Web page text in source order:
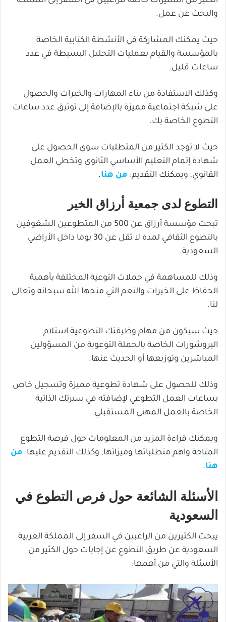
والبحث عن عمل.
حيث يمكنك المشاركة في الأنشطة الكتابية الخاصة
بالمؤسسة والقيام بعمليات التحليل البسيطة في عدد
ساعات قليل.
وكذلك الاستفادة من بناء المهارات والخبرات والحصول
على شبكة اجتماعية مميزة بالإضافة إلى توثيق عدد ساعات
التطوع الخاصة بك.
حيث لا توجد الكثير من المتطلبات سوى الحصول على
شهادة إتمام التعليم الأساسي الثانوي وتخطي العمل
القانوي, ويمكنك التقديم: من هنا.
التطوع لدى جمعية أرزاق الخير
تبحث مؤسسة أرزاق عن 500 من المتطوعين الشغوفين
بالتطوع الثقافي لمدة لا تقل عن 30 يوما داخل الأراضي
السعودية.
وذلك للمساهمة في حملات التوعية المختلفة بأهمية
الحفاظ على الخبرات والنعم التي منحها الله سبحانه وتعالى
لنا.
حيث سيكون من مهام وظيفتك التطوعية استلام
البروشورات الخاصة بالحملة التوعوية من المسؤولين
المباشرين وتوزيعها أو الحديث عنها.
وذلك للحصول على شهادة تطوعية مميزة وتسجيل خاص
بساعات العمل التطوعي لإضافته في سيرتك الذاتية
الخاصة بالعمل المهني المستقبلي.
ويمكنك قراءة المزيد من المعلومات حول فرصة التطوع
المتاحة واهم متطلباتها وميزاتها, وكذلك التقديم عليها: من
هنا.
الأسئلة الشائعة حول فرص التطوع في
السعودية
يبحث الكثيرين من الراغبين في السفر إلى المملكة العربية
السعودية عن طريق التطوع عن إجابات حول الكثير من
الأسئلة والتي من أهمها: